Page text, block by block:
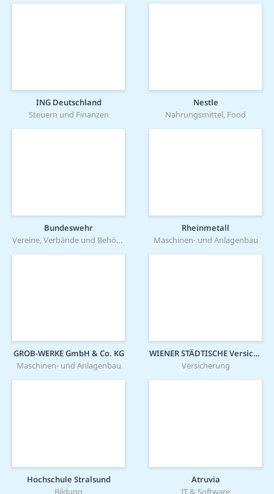
ING Deutschland
Steuern und Finanzen
Nestle
Nahrungsmittel, Food
Bundeswehr
Vereine, Verbände und Behörden
Rheinmetall
Maschinen- und Anlagenbau
GROB-WERKE GmbH & Co. KG
Maschinen- und Anlagenbau
WIENER STÄDTISCHE Versicherung AG
Versicherung
Hochschule Stralsund
Bildung
Atruvia
IT & Software